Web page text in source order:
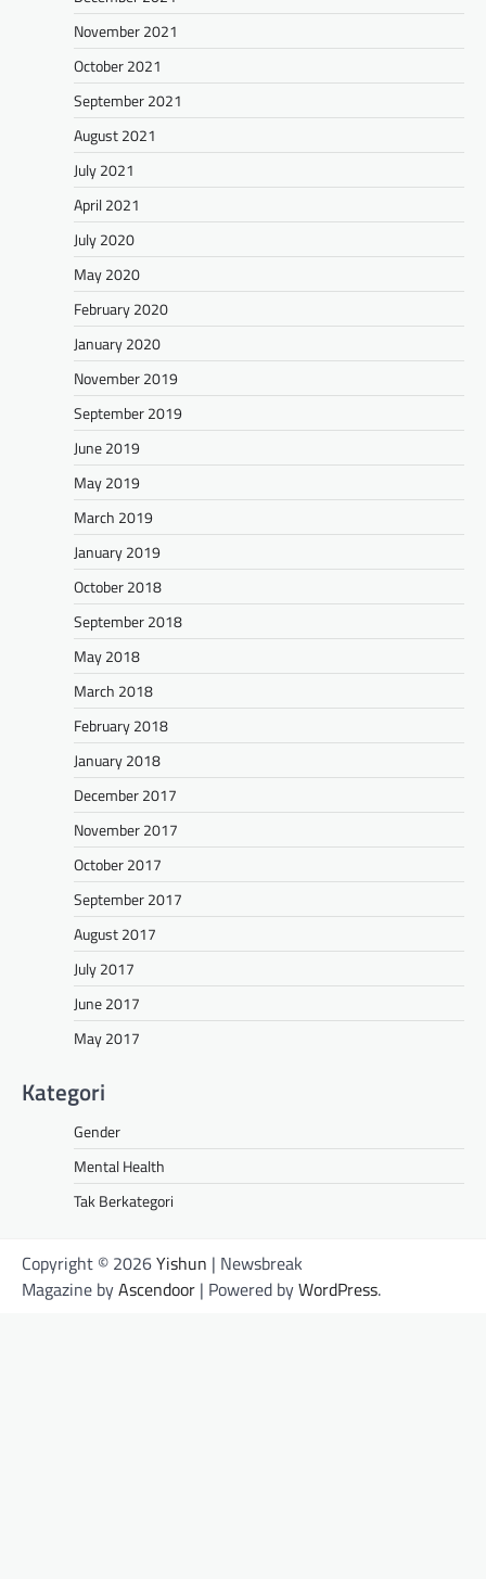
November 2021
October 2021
September 2021
August 2021
July 2021
April 2021
July 2020
May 2020
February 2020
January 2020
November 2019
September 2019
June 2019
May 2019
March 2019
January 2019
October 2018
September 2018
May 2018
March 2018
February 2018
January 2018
December 2017
November 2017
October 2017
September 2017
August 2017
July 2017
June 2017
May 2017
Kategori
Gender
Mental Health
Tak Berkategori
Copyright © 2026Yishun | Newsbreak
Magazine byAscendoor | Powered byWordPress.